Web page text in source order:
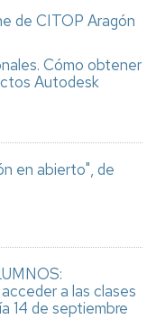
de CITOP Aragón
Cómo obtener
Autodesk
en abierto", de
a las clases
14 de septiembre